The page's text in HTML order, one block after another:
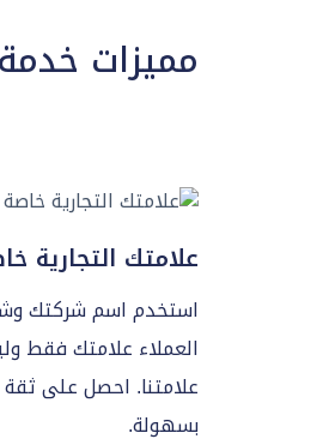
مميزات
علامتك التجارية
استخدم اسم شركتك
العملاء علامتك فقط
علامتنا. احصل على
بسهولة.